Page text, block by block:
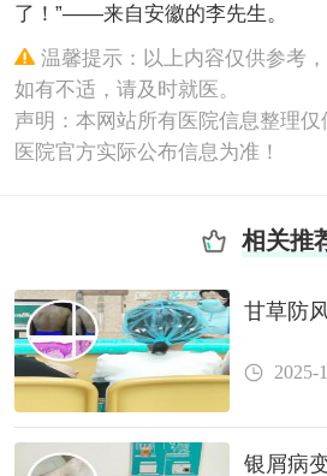
了！”——来自安徽的李先生。
温馨提示：以上内容仅供参考
如有不适，请及时就医。
声明：本网站所有医院信息整理
医院官方实际公布信息为准！
相关推
甘草防
2025-
银屑病